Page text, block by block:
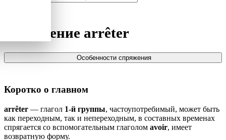
Спряжение arrêter
Особенности спряжения
Коротко о главном
arrêter — глагол 1-й группы, частоупотребимый, может быть
как переходным, так и непереходным, в составных временах
спрягается со вспомогательным глаголом avoir, имеет
возвратную форму.